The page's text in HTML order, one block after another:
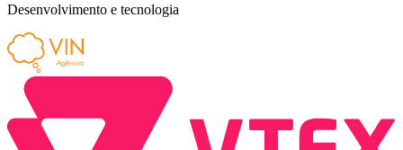
Desenvolvimento e tecnologia